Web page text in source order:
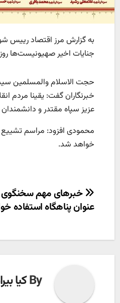
به گزارش مرز اقتصاد رییس
جنایات اخیر صهیونیست‌ها روز سه شنبه ۲۷ خرداد ماه ۱۴۰۴
حجت الاسلام والمسلمین
عزیز سپاه مقتدر و
خواهد شد.
راهبری
نوشته
خبرهای مهم سخنگوی
عنوان پناهگاه استفاده
Byکیا